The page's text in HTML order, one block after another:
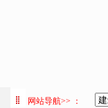
网站导航>> ：